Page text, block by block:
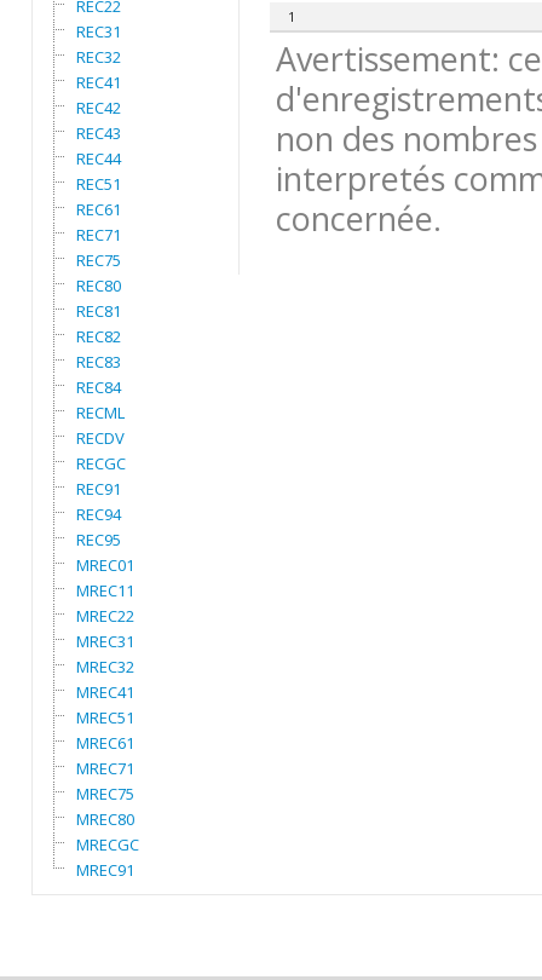
REC22
REC31
REC32
REC41
REC42
REC43
REC44
REC51
REC61
REC71
REC75
REC80
REC81
REC82
REC83
REC84
RECML
RECDV
RECGC
REC91
REC94
REC95
MREC01
MREC11
MREC22
MREC31
MREC32
MREC41
MREC51
MREC61
MREC71
MREC75
MREC80
MRECGC
MREC91
1
Avertissement:
non des
interpretés
concernée.